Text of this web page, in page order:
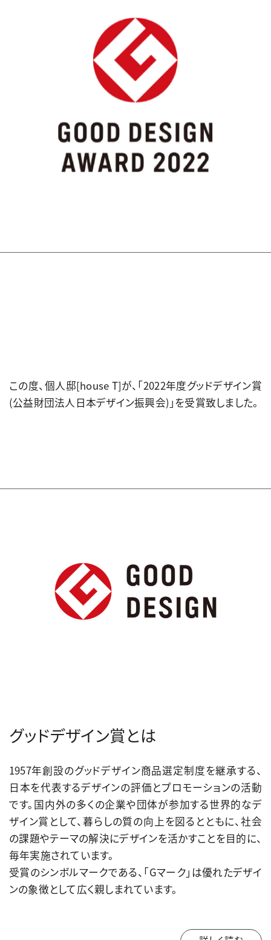
この度、個人邸[house T]が、「2022年度グッドデザイン賞
(公益財団法人日本デザイン振興会)」を受賞致しました。
グッドデザイン賞とは
1957年創設のグッドデザイン商品選定制度を継承する、
日本を代表するデザインの評価とプロモーションの活動
です。国内外の多くの企業や団体が参加する世界的なデ
ザイン賞として、暮らしの質の向上を図るとともに、社会
の課題やテーマの解決にデザインを活かすことを目的に、
毎年実施されています。
受賞のシンボルマークである、「Gマーク」は優れたデザイ
ンの象徴として広く親しまれています。